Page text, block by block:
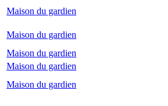
Maison du gardien
Maison du gardien
Maison du gardien
Maison du gardien
Maison du gardien